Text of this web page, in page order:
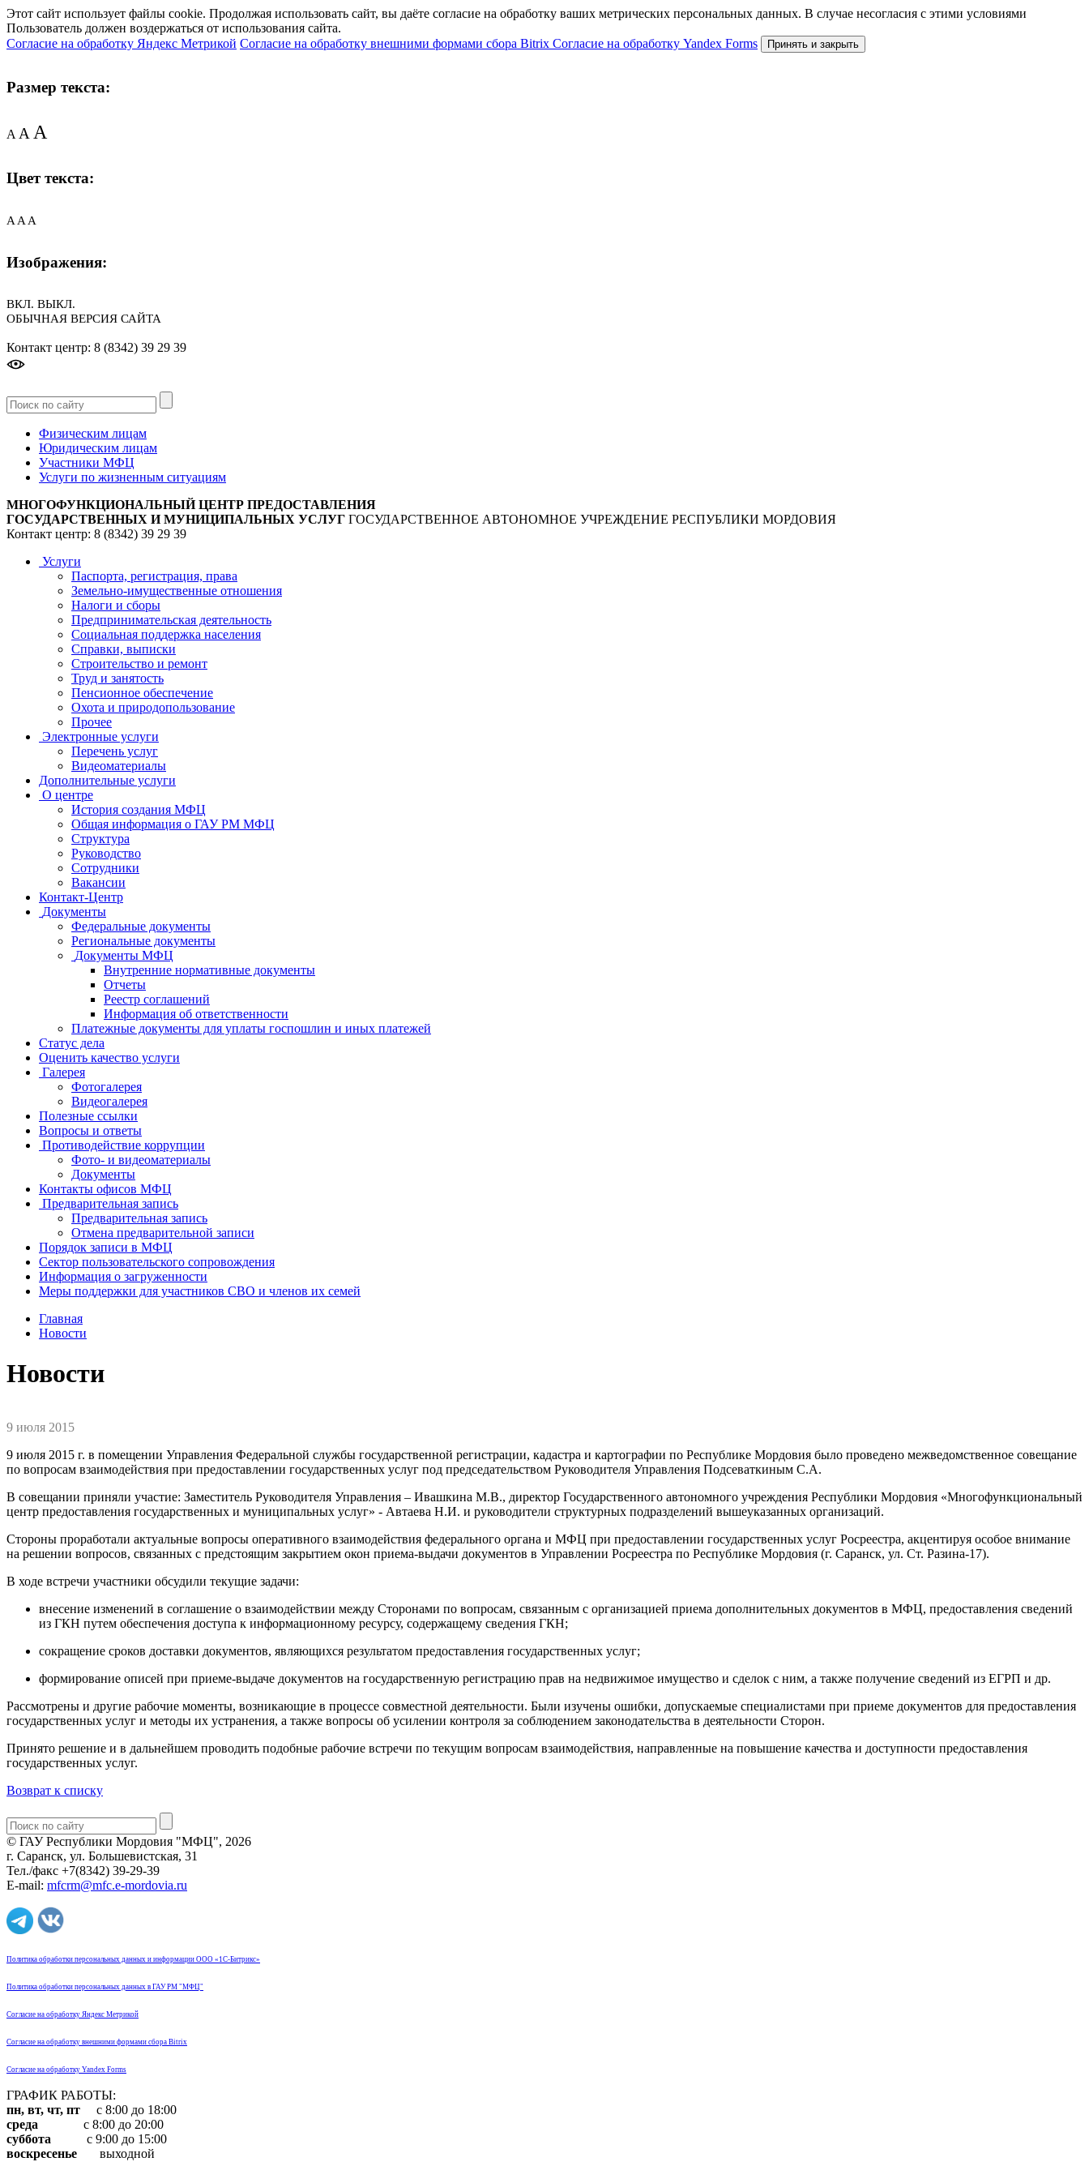
Этот сайт использует файлы cookie. Продолжая использовать сайт, вы даёте согласие на обработку ваших метрических персональных данных. В случае несогласия с этими условиями
Пользователь должен воздержаться от использования сайта.
Согласие на обработку Яндекс Метрикой Согласие на обработку внешними формами сбора Bitrix Согласие на обработку Yandex Forms Принять и закрыть
Размер текста:
AAA
Цвет текста:
A A A
Изображения:
ВКЛ. ВЫКЛ.
ОБЫЧНАЯ ВЕРСИЯ САЙТА
Контакт центр: 8 (8342) 39 29 39
Физическим лицам
Юридическим лицам
Участники МФЦ
Услуги по жизненным ситуациям
МНОГОФУНКЦИОНАЛЬНЫЙ ЦЕНТР ПРЕДОСТАВЛЕНИЯ
ГОСУДАРСТВЕННЫХ И МУНИЦИПАЛЬНЫХ УСЛУГ ГОСУДАРСТВЕННОЕ АВТОНОМНОЕ УЧРЕЖДЕНИЕ РЕСПУБЛИКИ МОРДОВИЯ
Контакт центр: 8 (8342) 39 29 39
Услуги
Паспорта, регистрация, права
Земельно-имущественные отношения
Налоги и сборы
Предпринимательская деятельность
Социальная поддержка населения
Справки, выписки
Строительство и ремонт
Труд и занятость
Пенсионное обеспечение
Охота и природопользование
Прочее
Электронные услуги
Перечень услуг
Видеоматериалы
Дополнительные услуги
О центре
История создания МФЦ
Общая информация о ГАУ РМ МФЦ
Структура
Руководство
Сотрудники
Вакансии
Контакт-Центр
Документы
Федеральные документы
Региональные документы
Документы МФЦ
Внутренние нормативные документы
Отчеты
Реестр соглашений
Информация об ответственности
Платежные документы для уплаты госпошлин и иных платежей
Статус дела
Оценить качество услуги
Галерея
Фотогалерея
Видеогалерея
Полезные ссылки
Вопросы и ответы
Противодействие коррупции
Фото- и видеоматериалы
Документы
Контакты офисов МФЦ
Предварительная запись
Предварительная запись
Отмена предварительной записи
Порядок записи в МФЦ
Сектор пользовательского сопровождения
Информация о загруженности
Меры поддержки для участников СВО и членов их семей
Главная
Новости
Новости
9 июля 2015
9 июля 2015 г. в помещении Управления Федеральной службы государственной регистрации, кадастра и картографии по Республике Мордовия было проведено межведомственное совещание
по вопросам взаимодействия при предоставлении государственных услуг под председательством Руководителя Управления Подсеваткиным С.А.
В совещании приняли участие: Заместитель Руководителя Управления – Ивашкина М.В., директор Государственного автономного учреждения Республики Мордовия «Многофункциональный
центр предоставления государственных и муниципальных услуг» - Автаева Н.И. и руководители структурных подразделений вышеуказанных организаций.
Стороны проработали актуальные вопросы оперативного взаимодействия федерального органа и МФЦ при предоставлении государственных услуг Росреестра, акцентируя особое внимание
на решении вопросов, связанных с предстоящим закрытием окон приема-выдачи документов в Управлении Росреестра по Республике Мордовия (г. Саранск, ул. Ст. Разина-17).
В ходе встречи участники обсудили текущие задачи:
внесение изменений в соглашение о взаимодействии между Сторонами по вопросам, связанным с организацией приема дополнительных документов в МФЦ, предоставления сведений
из ГКН путем обеспечения доступа к информационному ресурсу, содержащему сведения ГКН;
сокращение сроков доставки документов, являющихся результатом предоставления государственных услуг;
формирование описей при приеме-выдаче документов на государственную регистрацию прав на недвижимое имущество и сделок с ним, а также получение сведений из ЕГРП и др.
Рассмотрены и другие рабочие моменты, возникающие в процессе совместной деятельности. Были изучены ошибки, допускаемые специалистами при приеме документов для предоставления
государственных услуг и методы их устранения, а также вопросы об усилении контроля за соблюдением законодательства в деятельности Сторон.
Принято решение и в дальнейшем проводить подобные рабочие встречи по текущим вопросам взаимодействия, направленные на повышение качества и доступности предоставления
государственных услуг.
Возврат к списку
© ГАУ Республики Мордовия "МФЦ", 2026
г. Саранск, ул. Большевистская, 31
Тел./факс +7(8342) 39-29-39
E-mail: mfcrm@mfc.e-mordovia.ru
Политика обработки персональных данных и информации ООО «1С-Битрикс»
Политика обработки персональных данных в ГАУ РМ "МФЦ"
Согласие на обработку Яндекс Метрикой
Согласие на обработку внешними формами сбора Bitrix
Согласие на обработку Yandex Forms
ГРАФИК РАБОТЫ:
пн, вт, чт, пт с 8:00 до 18:00
среда с 8:00 до 20:00
суббота с 9:00 до 15:00
воскресенье выходной